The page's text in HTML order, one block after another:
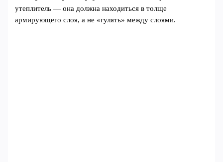
утеплитель — она должна находиться в толще
армирующего слоя, а не «гулять» между слоями.